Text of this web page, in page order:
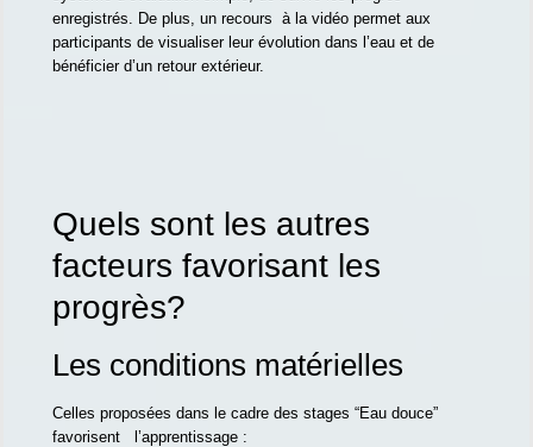
enregistrés. De plus, un recours à la vidéo permet aux
participants de visualiser leur évolution dans l’eau et de
bénéficier d’un retour extérieur.
Quels sont les autres
facteurs favorisant les
progrès?
Les conditions matérielles
Celles proposées dans le cadre des stages “Eau douce”
favorisent l’apprentissage :